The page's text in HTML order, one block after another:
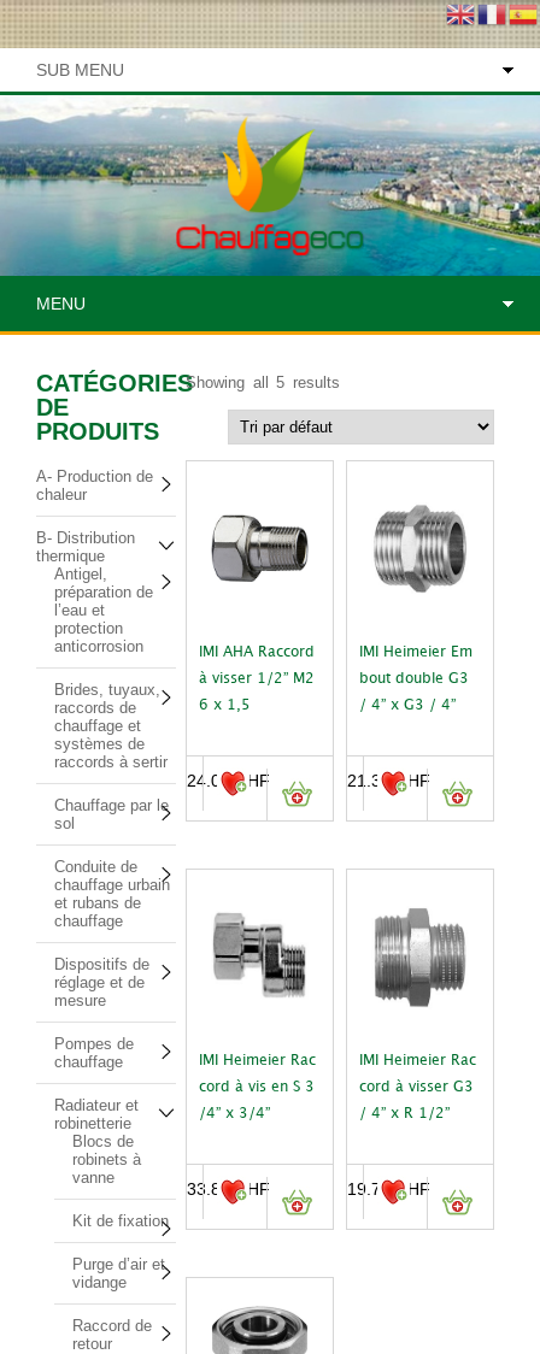
SUB MENU
MENU
CATÉGORIES
DE
PRODUITS
A- Production de
chaleur
B- Distribution
thermique
Antigel,
préparation de
l’eau et
protection
anticorrosion
Brides, tuyaux,
raccords de
chauffage et
systèmes de
raccords à sertir
Chauffage par le
sol
Conduite de
chauffage urbain
et rubans de
chauffage
Dispositifs de
réglage et de
mesure
Pompes de
chauffage
Radiateur et
robinetterie
Blocs de
robinets à
vanne
Kit de fixation
Purge d’air et
vidange
Raccord de
retour
Showing all 5 results
IMI AHA Raccord
à visser 1/2” M2
6 x 1,5
24.00CHF
IMI Heimeier Em
bout double G3
/ 4” x G3 / 4”
21.30CHF
IMI Heimeier Rac
cord à vis en S 3
/4” x 3/4”
33.80CHF
IMI Heimeier Rac
cord à visser G3
/ 4” x R 1/2”
19.70CHF